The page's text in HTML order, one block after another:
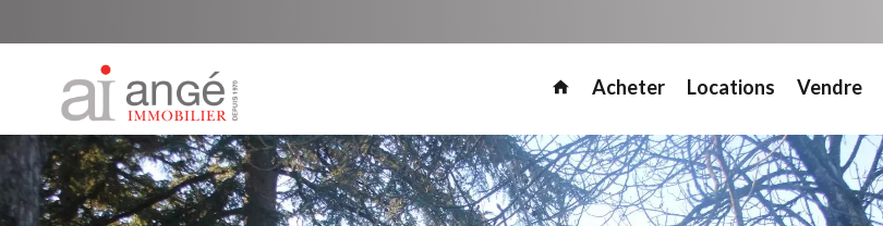
Acheter Locations Vendre